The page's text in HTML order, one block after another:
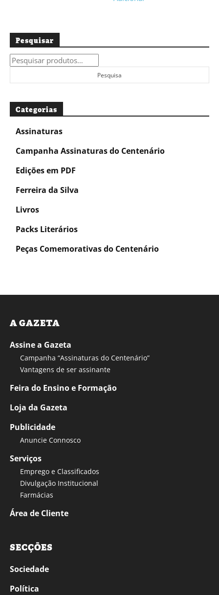
Pesquisar
Pesquisar
por:
Pesquisa
Categorias
Assinaturas
Campanha Assinaturas do Centenário
Edições em PDF
Ferreira da Silva
Livros
Packs Literários
Peças Comemorativas do Centenário
A GAZETA
Assine a Gazeta
Campanha “Assinaturas do Centenário”
Vantagens de ser assinante
Feira do Ensino e Formação
Loja da Gazeta
Publicidade
Anuncie Connosco
Serviços
Emprego e Classificados
Divulgação Institucional
Farmácias
Área de Cliente
SECÇÕES
Sociedade
Política